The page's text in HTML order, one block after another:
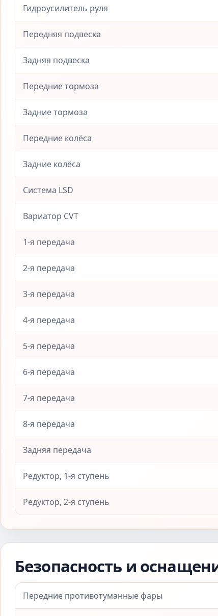
Гидроусилитель руля
Передняя подвеска
Задняя подвеска
Передние тормоза
Задние тормоза
Передние колёса
Задние колёса
Система LSD
Вариатор CVT
1-я передача
2-я передача
3-я передача
4-я передача
5-я передача
6-я передача
7-я передача
8-я передача
Задняя передача
Редуктор, 1-я ступень
Редуктор, 2-я ступень
Безопасность и
Передние противотуманные фары